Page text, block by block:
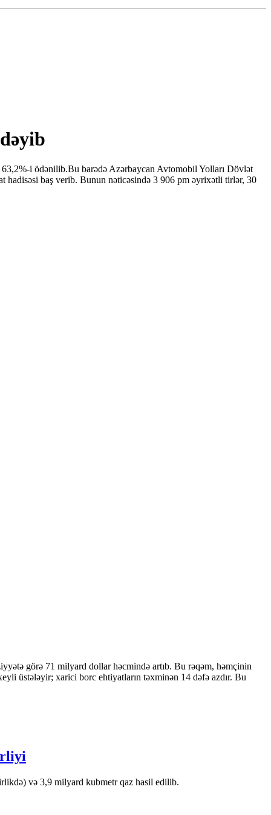
i ödənilib.Bu barədə Azərbaycan Avtomobil Yolları Dövlət
baş verib. Bunun nəticəsində 3 906 pm əyrixətli tirlər, 30
görə 71 milyard dollar həcmində artıb. Bu rəqəm, həmçinin
üstələyir; xarici borc ehtiyatların təxminən 14 dəfə azdır. Bu
və 3,9 milyard kubmetr qaz hasil edilib.